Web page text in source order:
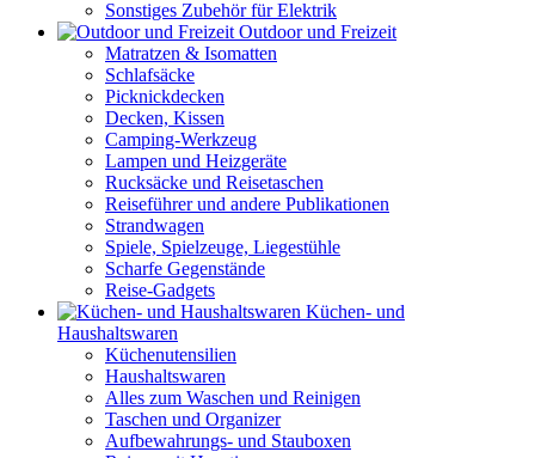
Sonstiges Zubehör für Elektrik
Outdoor und Freizeit
Matratzen & Isomatten
Schlafsäcke
Picknickdecken
Decken, Kissen
Camping-Werkzeug
Lampen und Heizgeräte
Rucksäcke und Reisetaschen
Reiseführer und andere Publikationen
Strandwagen
Spiele, Spielzeuge, Liegestühle
Scharfe Gegenstände
Reise-Gadgets
Küchen- und
Haushaltswaren
Küchenutensilien
Haushaltswaren
Alles zum Waschen und Reinigen
Taschen und Organizer
Aufbewahrungs- und Stauboxen